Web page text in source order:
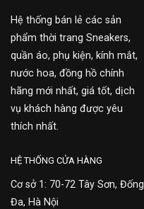
Hệ thống bán lẻ các sản
phẩm thời trang Sneakers,
quần áo, phụ kiện, kính mắt,
nước hoa, đồng hồ chính
hãng mới nhất, giá tốt, dịch
vụ khách hàng được yêu
thích nhất.
HỆ THỐNG CỬA HÀNG
Cơ sở 1: 70-72 Tây Sơn, Đống
Đa, Hà Nội